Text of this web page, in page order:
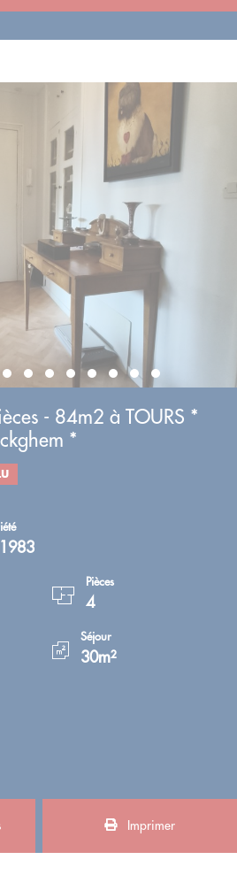
- 84m2 à TOURS *
*
Pièces
4
Séjour
30m²
Imprimer